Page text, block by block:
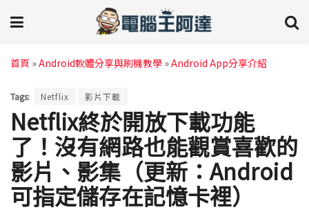
首頁 »Android軟體分享與刷機教學 »Android App分享介紹
Tags: Netflix 影片下載
Netflix終於開放下載功能
了！沒有網路也能觀賞喜歡的
影片、影集（更新：Android
可指定儲存在記憶卡裡）